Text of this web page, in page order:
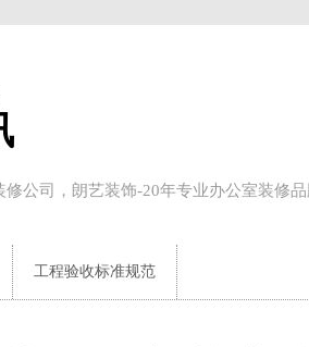
公司，朗艺装饰-20年专业办公室装修
工程验收标准规范